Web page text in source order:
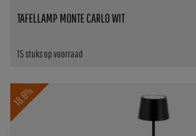
15 stuks op voorraad
TAFELLAMP MONTE CARLO WIT
18.6%